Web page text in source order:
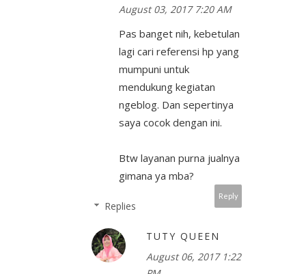
August 03, 2017 7:20 AM
Pas banget nih, kebetulan
lagi cari referensi hp yang
mumpuni untuk
mendukung kegiatan
ngeblog. Dan sepertinya
saya cocok dengan ini.
Btw layanan purna jualnya
gimana ya mba?
Reply
Replies
TUTY QUEEN
August 06, 2017 1:22